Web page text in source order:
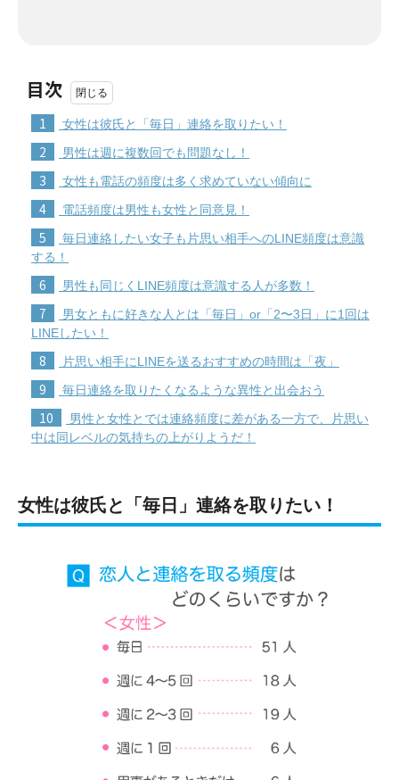
目次
1 女性は彼氏と「毎日」連絡を取りたい！
2 男性は週に複数回でも問題なし！
3 女性も電話の頻度は多く求めていない傾向に
4 電話頻度は男性も女性と同意見！
5
毎日連絡したい女子も片思い相手へのLINE頻度は意識
する！
6 男性も同じくLINE頻度は意識する人が多数！
7
男女ともに好きな人とは「毎日」or「2〜3日」に1回は
LINEしたい！
8 片思い相手にLINEを送るおすすめの時間は「夜」
9 毎日連絡を取りたくなるような異性と出会おう
10
男性と女性とでは連絡頻度に差がある一方で、片思い
中は同レベルの気持ちの上がりようだ！
女性は彼氏と「毎日」連絡を取りたい！